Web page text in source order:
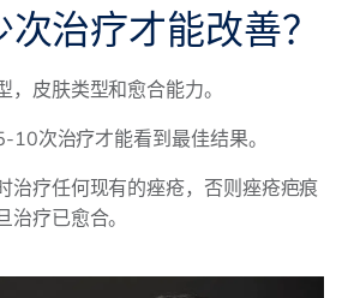
治疗才能改善？
皮肤类型和愈合能力。
10次治疗才能看到最佳结果。
治疗任何现有的痤疮，否则痤疮疤痕
疗已愈合。